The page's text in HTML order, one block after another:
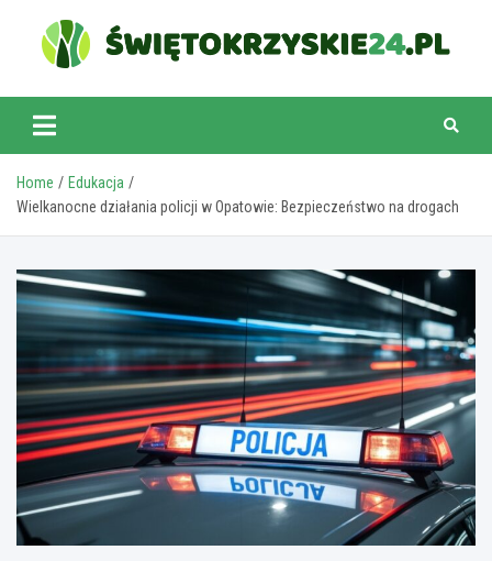
content
swietokrzyskie24.pl
Home
Edukacja
Wielkanocne działania policji w Opatowie: Bezpieczeństwo na drogach